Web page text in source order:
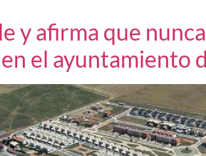
y afirma que
el ayuntamiento